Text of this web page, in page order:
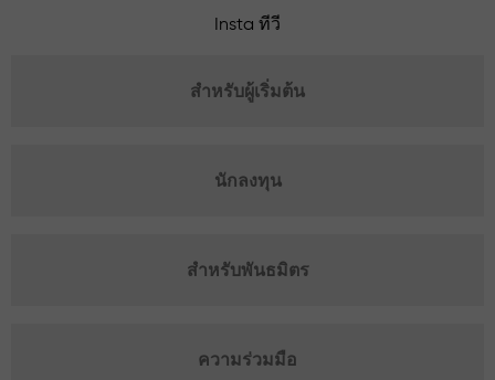
Insta ทีวี
สำหรับผู้เริ่มต้น
นักลงทุน
สำหรับพันธมิตร
ความร่วมมือ